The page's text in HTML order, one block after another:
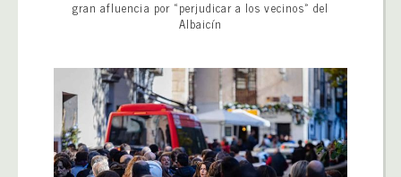
gran afluencia por «perjudicar a los vecinos» del
Albaicín